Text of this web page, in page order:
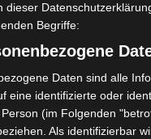
VSM
dieser
Begriffe:
Daten sind alle
eine identifizierte oder
(im Folgenden
Als identifizierbar